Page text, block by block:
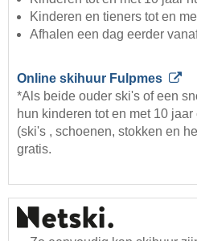
Kinderen en tieners tot en
Afhalen een dag eerder
Online skihuur Fulpmes
*Als beide ouder ski's of een
hun kinderen tot en met 10
(ski's , schoenen, stokken en
gratis.